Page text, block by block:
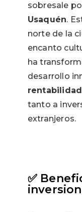
sobresale
Usaquén.
norte de la
encanto
ha
desarrollo
tanto a
extranjeros.
✅